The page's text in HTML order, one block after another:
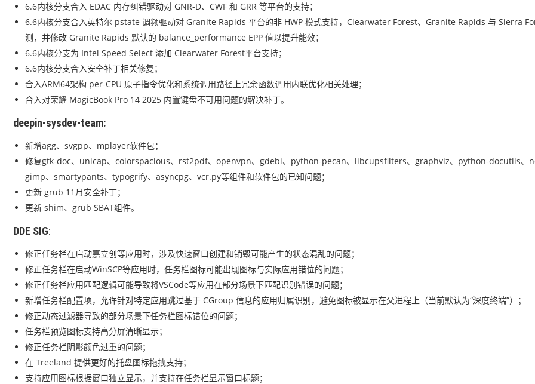
6.6内核分支合入 EDAC 内存纠错驱动对 GNR-D、CWF 和 GRR 等平台的支持；
6.6内核分支合入英特尔 pstate 调频驱动对 Granite Rapids 平台的非 HWP 模式支持，Clearwater Forest、Granite Rapids 与 Sierra
测，并修改 Granite Rapids 默认的 balance_performance EPP 值以提升能效；
6.6内核分支为 Intel Speed Select 添加 Clearwater Forest平台支持；
6.6内核分支合入安全补丁相关修复；
合入ARM64架构 per-CPU 原子指令优化和系统调用路径上冗余函数调用内联优化相关处理；
合入对荣耀 MagicBook Pro 14 2025 内置键盘不可用问题的解决补丁。
deepin-sysdev-team:
新增agg、svgpp、mplayer软件包；
修复gtk-doc、unicap、colorspacious、rst2pdf、openvpn、gdebi、python-pecan、libcupsfilters、graphviz、python-docutils、
gimp、smartypants、typogrify、asyncpg、vcr.py等组件和软件包的已知问题；
更新 grub 11月安全补丁；
更新 shim、grub SBAT组件。
DDE SIG:
修正任务栏在启动嘉立创等应用时，涉及快速窗口创建和销毁可能产生的状态混乱的问题；
修正任务栏在启动WinSCP等应用时，任务栏图标可能出现图标与实际应用错位的问题；
修正任务栏应用匹配逻辑可能导致将VSCode等应用在部分场景下匹配识别错误的问题；
新增任务栏配置项，允许针对特定应用跳过基于 CGroup 信息的应用归属识别，避免图标被显示在父进程上（当前默认为“深度终端”）；
修正动态过滤器导致的部分场景下任务栏图标错位的问题；
任务栏预览图标支持高分屏清晰显示；
修正任务栏阴影颜色过重的问题；
在 Treeland 提供更好的托盘图标拖拽支持；
支持应用图标根据窗口独立显示，并支持在任务栏显示窗口标题；